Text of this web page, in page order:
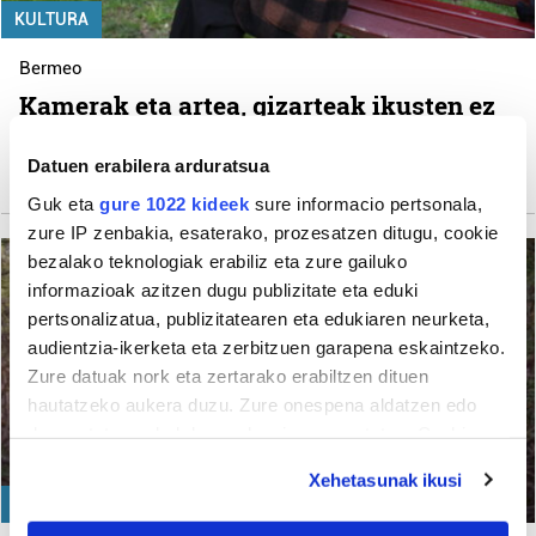
Datuen erabilera arduratsua
Guk eta gure 1022 kideek sure informacio pertsonala,
zure IP zenbakia, esaterako, prozesatzen ditugu, cookie
bezalako teknologiak erabiliz eta zure gailuko
informazioak azitzen dugu publizitate eta eduki
pertsonalizatua, publizitatearen eta edukiaren neurketa,
audientzia-ikerketa eta zerbitzuen garapena eskaintzeko.
Zure datuak nork eta zertarako erabiltzen dituen
hautatzeko aukera duzu. Zure onespena aldatzen edo
If you allow, we would also like to:
Xehetasunak ikusi
KULTURA
Bermeo
Kamerak eta artea, gizarteak ikusten ez
Zaloa Iturbe San Jose